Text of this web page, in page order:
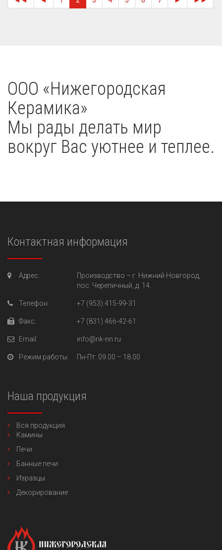
OOO «Нижегородская
Керамика»
Мы рады делать мир
вокруг Вас уютнее и теплее.
Контактная информация
Адрес: Производство – г. Нижний Новгород,
пос. Черепичный, д. 14.
Телефон: +7 (953) 415-99-31
Факс: +7 (831) 466-42-61
Email: info@nk-nn.ru
Режим работы: Пн-Пт: 09.00 – 18.00
Наша продукция
Вся продукция
Камины
Печи
Банные печи
Изразцы
Декорирование